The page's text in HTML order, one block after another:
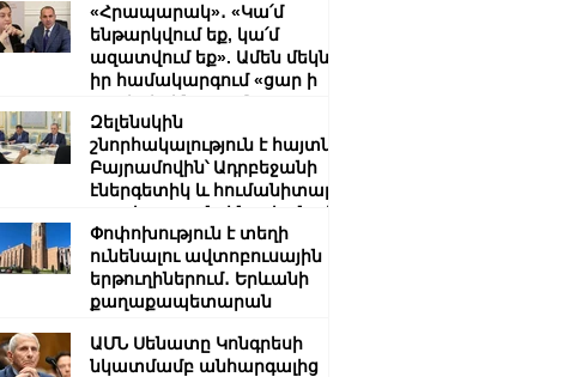
«Հրապարակ»․ «Կա՛մ
ենթարկվում եք, կա՛մ
ազատվում եք». Ամեն մեկն
իր համակարգում «ցար ի
Զելենսկին
շնորհակալություն է հայտնել
Բայրամովին՝ Ադրբեջանի
էներգետիկ և հումանիտար
աջակցության, ինչպես նաև
կառուցողական
երկխոսության համար
Փոփոխություն է տեղի
ունենալու ավտոբուսային
երթուղիներում․ Երևանի
քաղաքապետարան
ԱՄՆ Սենատը Կոնգրեսի
նկատմամբ անհարգալից